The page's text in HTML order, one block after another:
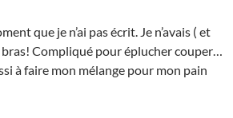
que je n’ai pas écrit. Je n’avais ( et
bras! Compliqué pour éplucher couper…
à faire mon mélange pour mon pain